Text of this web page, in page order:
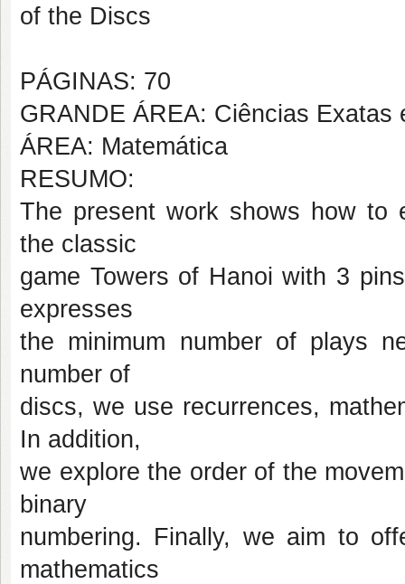
of the Discs
PÁGINAS: 70
GRANDE ÁREA: Ciências Exatas
ÁREA: Matemática
RESUMO:
The present work shows how to
the classic
game Towers of Hanoi with 3
expresses
the minimum number of plays
number of
discs, we use recurrences,
In addition,
we explore the order of the
binary
numbering. Finally, we aim to
mathematics